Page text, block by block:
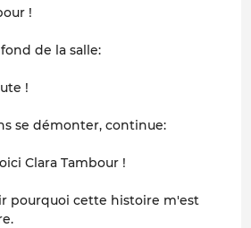
!
de la salle:
!
se démonter, continue:
Clara Tambour !
pourquoi cette histoire m'est